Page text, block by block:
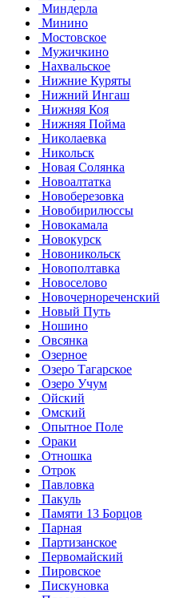
Миндерла
Минино
Мостовское
Мужичкино
Нахвальское
Нижние Куряты
Нижний Ингаш
Нижняя Коя
Нижняя Пойма
Николаевка
Никольск
Новая Солянка
Новоалтатка
Новоберезовка
Новобирилюссы
Новокамала
Новокурск
Новоникольск
Новополтавка
Новоселово
Новочернореченский
Новый Путь
Ношино
Овсянка
Озерное
Озеро Тагарское
Озеро Учум
Ойский
Омский
Опытное Поле
Ораки
Отношка
Отрок
Павловка
Пакуль
Памяти 13 Борцов
Парная
Партизанское
Первомайский
Пировское
Пискуновка